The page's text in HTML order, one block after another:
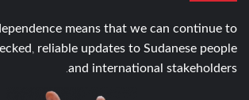
means that we can continue to
reliable updates to Sudanese people
and international stakeholders.